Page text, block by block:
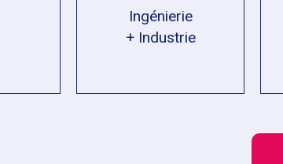
Ingénierie
+ Industrie